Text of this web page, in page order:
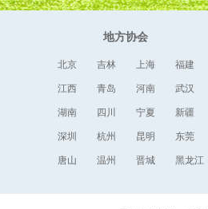
地方协会
北京 吉林 上海 福建
江西 青岛 河南 武汉
湖南 四川 宁夏 新疆
深圳 杭州 昆明 东莞
唐山 温州 晋城 黑龙江